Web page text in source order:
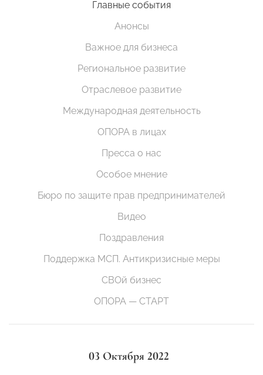
Главные события
Анонсы
Важное для бизнеса
Региональное развитие
Отраслевое развитие
Международная деятельность
ОПОРА в лицах
Пресса о нас
Особое мнение
Бюро по защите прав предпринимателей
Видео
Поздравления
Поддержка МСП. Антикризисные меры
СВОй бизнес
ОПОРА — СТАРТ
03 Октября 2022